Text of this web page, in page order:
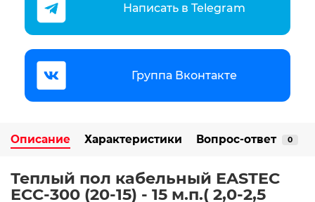
Написать в Telegram
Группа Вконтакте
Описание Характеристики Вопрос-ответ 0
Теплый пол кабельный EASTEC
ECC-300 (20-15) - 15 м.п.( 2,0-2,5